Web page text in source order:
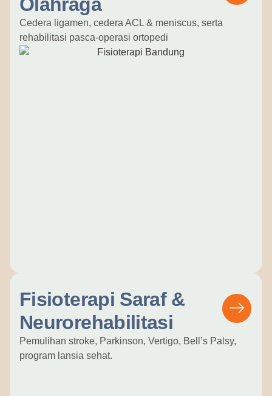
Olahraga
Cedera ligamen, cedera ACL & meniscus, serta
rehabilitasi pasca-operasi ortopedi
Fisioterapi Saraf &
Neurorehabilitasi
Pemulihan stroke, Parkinson, Vertigo, Bell’s Palsy,
program lansia sehat.